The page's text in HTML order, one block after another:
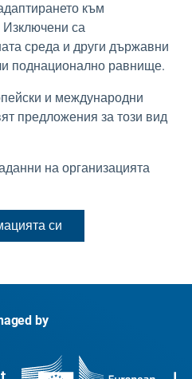
към
Изключени са
среда и други държавни
поднационално равнище.
и международни
предложения за този вид
на организацията
си
by